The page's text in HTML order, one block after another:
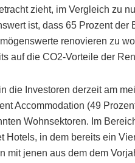
zieht, im Vergleich zu
ist, dass 65 Prozent
renovieren zu
auf die CO2-Vorteile der
die Investoren derzeit am
Accommodation (49
Wohnsektoren. Im
Hotels, in dem bereits ein
mit jenen aus dem dem